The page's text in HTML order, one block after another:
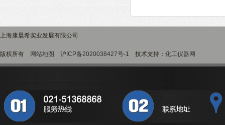
上海康晨希实业发展有限公司
版权所有 网站地图 沪ICP备2020038427号-1 技术支持： 化工仪器网